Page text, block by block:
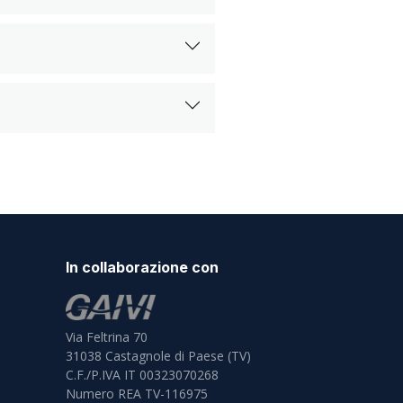
In collaborazione con
Via Feltrina 70
31038 Castagnole di Paese (TV)
C.F./P.IVA IT 00323070268
Numero REA TV-116975